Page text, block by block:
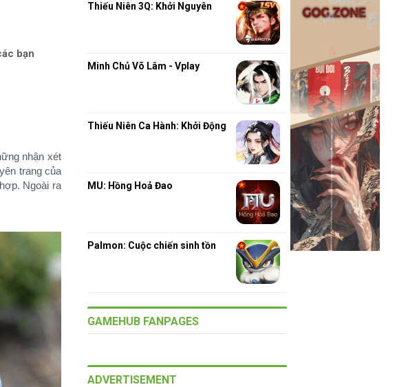
bạn
nhận xét
trang của
Ngoài ra
Thiếu Niên 3Q: Khởi Nguyên
Minh Chủ Võ Lâm - Vplay
Thiếu Niên Ca Hành: Khởi Động
MU: Hồng Hoả Đao
Palmon: Cuộc chiến sinh tồn
GAMEHUB FANPAGES
ADVERTISEMENT